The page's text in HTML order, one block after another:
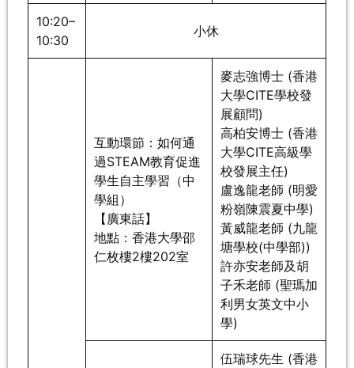
10:20–
10:30
小休
互動環節：如何通
過STEAM教育促進
學生自主學習（中
學組）
【廣東話】
地點：香港大學邵
仁枚樓2樓202室
麥志強博士 (香港
大學CITE學校發
展顧問)
高柏安博士 (香港
大學CITE高級學
校發展主任)
盧逸龍老師 (明愛
粉嶺陳震夏中學)
黃威龍老師 (九龍
塘學校(中學部))
許亦安老師及胡
子禾老師 (聖瑪加
利男女英文中小
學)
伍瑞球先生 (香港